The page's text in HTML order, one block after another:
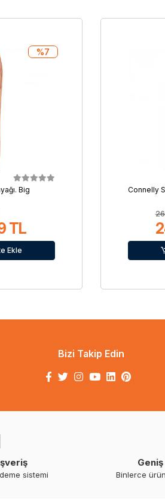
Big
TL
%7
Ekle
Connelly
Bizi Takip Edin
sistemi Binlerce